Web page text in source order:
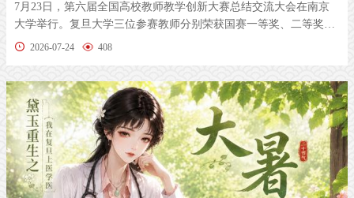
7月23日，第六届全国高校教师教学创新大赛总结交流大会在南京
大学举行。复旦大学三位参赛教师分别荣获国赛一等奖、二等奖和
三等奖各...
2026-07-24 408